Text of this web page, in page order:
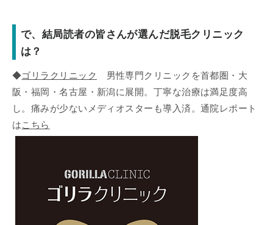
で、結局読者の皆さんが選んだ脱毛クリニック
は？
◆ゴリラクリニック
男性専門クリニックを首都圏・大
阪・福岡・名古屋・新潟に展開。丁寧な治療は満足度高
し。痛みが少ないメディオスターも導入済。通院レポート
はこちら